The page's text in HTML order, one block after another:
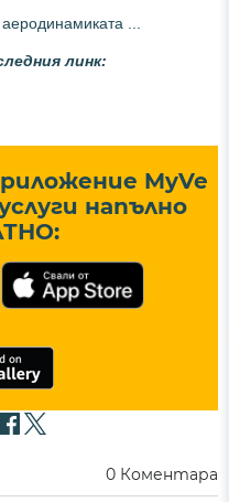
...
линк:
MyVe
напълно
0 Коментара